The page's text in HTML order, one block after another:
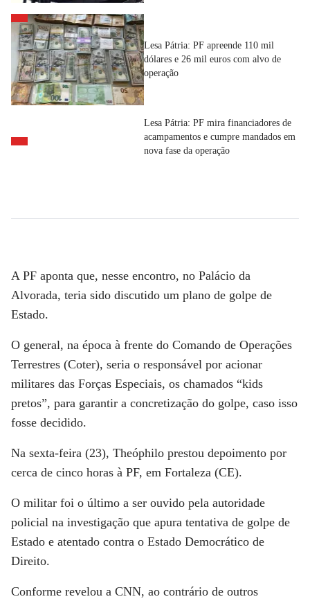
Lesa Pátria: PF apreende 110 mil
dólares e 26 mil euros com alvo de
operação
Lesa Pátria: PF mira financiadores de
acampamentos e cumpre mandados em
nova fase da operação
A PF aponta que, nesse encontro, no Palácio da
Alvorada, teria sido discutido um plano de golpe de
Estado.
O general, na época à frente do Comando de Operações
Terrestres (Coter), seria o responsável por acionar
militares das Forças Especiais, os chamados “kids
pretos”, para garantir a concretização do golpe, caso isso
fosse decidido.
Na sexta-feira (23), Theóphilo prestou depoimento por
cerca de cinco horas à PF, em Fortaleza (CE).
O militar foi o último a ser ouvido pela autoridade
policial na investigação que apura tentativa de golpe de
Estado e atentado contra o Estado Democrático de
Direito.
Conforme revelou a CNN, ao contrário de outros